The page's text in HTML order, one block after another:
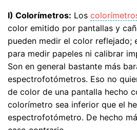
I) Colorímetros: Los
color emitido por pantallas y
pueden medir el color reflejado;
para medir papeles ni calibrar
Son en general bastante más
espectrofotómetros. Eso no
de color de una pantalla hecho
colorímetro sea inferior que el
espectrofotómetro. De hecho